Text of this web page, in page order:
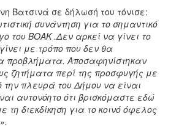
Βατσινά σε δήλωσή του τόνισε:
συνάντηση για το σημαντικό
του ΒΟΑΚ .Δεν αρκεί να γίνει το
με τρόπο που δεν θα
προβλήματα. Αποσαφηνίστηκαν
ζητήματα περί της προσφυγής με
πλευρά του Δήμου να είναι
αυτονόητο ότι βρισκόμαστε εδώ
τη διεκδίκηση για το κοινό όφελος